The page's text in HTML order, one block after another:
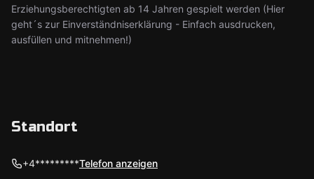
Erziehungsberechtigten ab 14 Jahren gespielt werden (Hier
geht´s zur Einverständniserklärung - Einfach ausdrucken,
ausfüllen und mitnehmen!)
Standort
+4*********Telefon anzeigen